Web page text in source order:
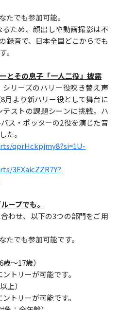
たでも参加可能。
ため、顔出しや動画撮影は不
録音で、日本全国どこからでも
。
とその息子「一人二役」披露
リーズのハリー役吹き替え声
月より新ハリー役として舞台に
ストの課題シーンに挑戦。ハ
ス・ポッターの2役を演じた音
た。
qprHckpjmy8?si=1U-
3EXaicZZR7Y?
ープでも。
わせ、以下の3つの部門をご用
たでも参加可能です。
～17歳）
トリーが可能です。
上）
トリーが可能です。